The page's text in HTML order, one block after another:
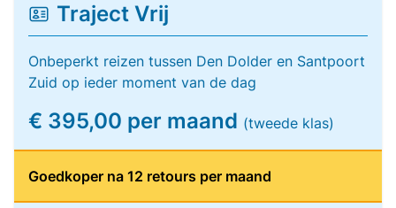
Traject Vrij
Onbeperkt reizen tussen Den Dolder en Santpoort
Zuid op ieder moment van de dag
€ 395,00 per maand (tweede klas)
Goedkoper na 12 retours per maand